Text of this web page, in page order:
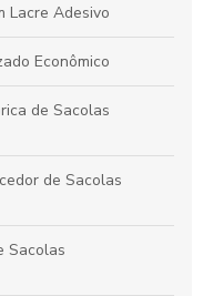
Lacre Adesivo
Econômico
de Sacolas
de Sacolas
Sacolas